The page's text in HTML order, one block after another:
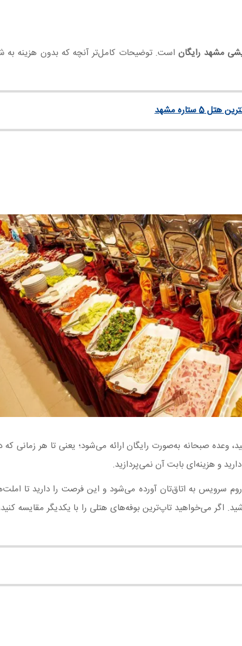
مشهد رایگاناست. توضیحات کامل‌تر آنچه که بدون هزینه به
هتل 5 ستاره مشهد
وعده صبحانه به‌صورت رایگان ارائه می‌شود؛ یعنی تا هر زمانی
دارید و هزینه‌ای بابت آن نمی‌پردازید.
سرویس به اتاق‌تان آورده می‌شود و این فرصت را دارید تا
اگر می‌خواهید تاپ‌‌ترین بوفه‌های هتلی را با یکدیگر مقایسه